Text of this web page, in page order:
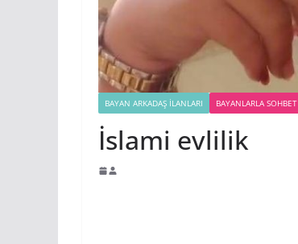
BAYAN ARKADAŞ İLANLARI BAYANLARLA SOHBET
İslami evlilik